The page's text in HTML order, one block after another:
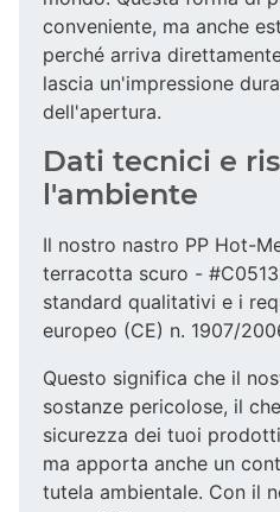
conveniente, ma anche
perché arriva
lascia un'impressione
dell'apertura.
Dati tecnici e
l'ambiente
Il nostro nastro PP Hot-
terracotta scuro -
standard qualitativi e i
europeo (CE) n. 1907/
Questo significa che il
sostanze pericolose, il
sicurezza dei tuoi
ma apporta anche un
tutela ambientale. Con il